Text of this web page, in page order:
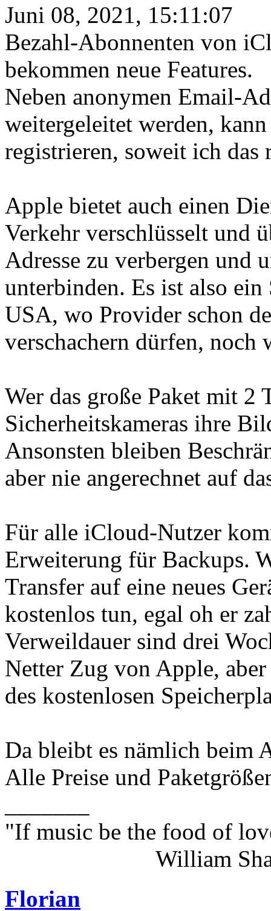
Juni 08, 2021, 15:11:07
Bezahl-Abonnenten von
bekommen neue Features.
Neben anonymen Email-
weitergeleitet werden,
registrieren, soweit ich das
Apple bietet auch einen
Verkehr verschlüsselt und
Adresse zu verbergen und
unterbinden. Es ist also
USA, wo Provider schon
verschachern dürfen, noch
Wer das große Paket mit 2
Sicherheitskameras ihre
Ansonsten bleiben
aber nie angerechnet auf
Für alle iCloud-Nutzer
Erweiterung für Backups.
Transfer auf eine neues
kostenlos tun, egal oh er
Verweildauer sind drei
Netter Zug von Apple,
des kostenlosen
Da bleibt es nämlich beim
Alle Preise und
"If music be the food of
William
Florian